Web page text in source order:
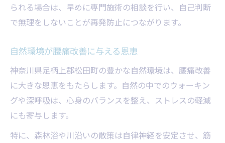
ストレッチで感じる腰痛改善の変化
腰痛改善に役立つ生活習慣チェック表
毎日できる腰痛対策のポイント集
腰痛と向き合う食事や睡眠の工夫
腰痛予防に大切な日々の姿勢意識
腰痛を悪化させない生活リズム作り
姿勢改善が導く腰痛予防と心の安定
られる場合は、早めに専門施術の相談を行い、自己判断
で無理をしないことが再発防止につながります。
自然環境が腰痛改善に与える恩恵
神奈川県足柄上郡松田町の豊かな自然環境は、腰痛改善
に大きな恩恵をもたらします。自然の中でのウォーキン
グや深呼吸は、心身のバランスを整え、ストレスの軽減
にも寄与します。
特に、森林浴や川沿いの散策は自律神経を安定させ、筋